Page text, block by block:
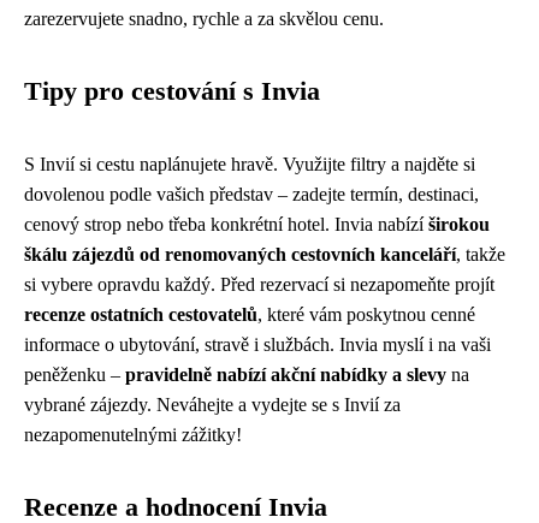
zarezervujete snadno, rychle a za skvělou cenu.
Tipy pro cestování s Invia
S Invií si cestu naplánujete hravě. Využijte filtry a najděte si
dovolenou podle vašich představ – zadejte termín, destinaci,
cenový strop nebo třeba konkrétní hotel. Invia nabízíširokou
škálu zájezdů od renomovaných cestovních kanceláří, takže
si vybere opravdu každý. Před rezervací si nezapomeňte projít
recenze ostatních cestovatelů, které vám poskytnou cenné
informace o ubytování, stravě i službách. Invia myslí i na vaši
peněženku – pravidelně nabízí akční nabídky a slevy na
vybrané zájezdy. Neváhejte a vydejte se s Invií za
nezapomenutelnými zážitky!
Recenze a hodnocení Invia